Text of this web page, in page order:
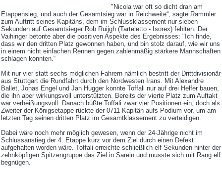
"Nicola war oft so dicht dran am
Etappensieg, und auch der Gesamtsieg war in Reichweite“, sagte Rammler
zum Auftritt seines Kapitäns, dem im Schlussklassement nur sieben
Sekunden auf Gesamtsieger Rob Ruijgh (Tarteletto - Isorex) fehlten. Der
Vaihinger betonte aber die positiven Aspekte des Ergebnisses: "Ich finde,
dass wir den dritten Platz gewonnen haben, und bin stolz darauf, wie wir uns
in einem nicht einfachen Rennen gegen zahlenmäßig stärkere Mannschaften
schlagen konnten.“
Mit nur vier statt sechs möglichen Fahrern nämlich bestritt der Drittdivisionär
aus Stuttgart die Rundfahrt durch den Nordwesten Irans. Mit Alexandre
Ballet, Jonas Engel und Jan Hugger konnte Toffali nur auf drei Helfer bauen,
die ihn aber wirkungsvoll unterstützten. Bereits der vierte Platz zum Auftakt
war verheißungsvoll. Danach büßte Toffali zwar vier Positionen ein, doch als
Zweiter der Königsetappe rückte der 0711-Kapitän aufs Podium vor, um am
letzten Tag seinen dritten Platz im Gesamtklassement zu verteidigen.
Dabei wäre noch mehr möglich gewesen, wenn der 24-Jährige nicht im
Schlussanstieg der 4. Etappe kurz vor dem Ziel durch einen Defekt
aufgehalten worden wäre. Toffali erreichte schließlich elf Sekunden hinter der
zehnköpfigen Spitzengruppe das Ziel in Sarein und musste sich mit Rang elf
begnügen.